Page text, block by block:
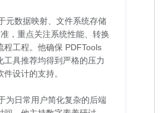
元数据映射、文件系统存储
，重点关注系统性能、转换
程工程。他确保 PDFTools
工具推荐均得到严格的压力
设计的支持。
为日常用户简化复杂的后端